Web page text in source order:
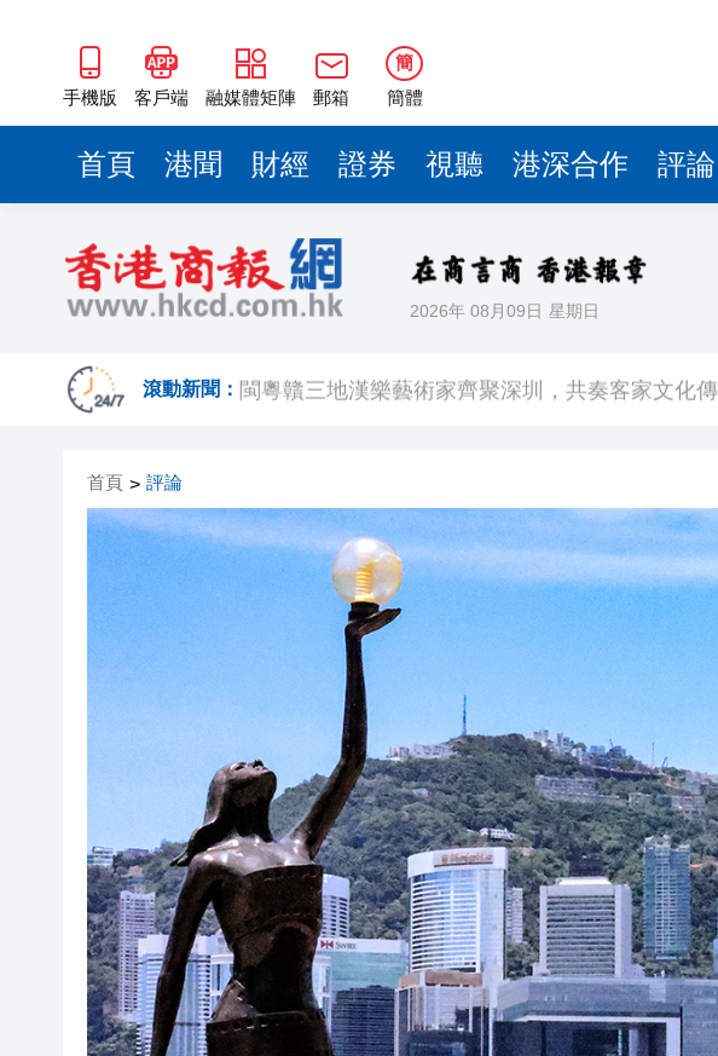
手機版 客戶端 融媒體矩陣 郵箱
簡
簡體
首頁 港聞 財經 證券 視聽 港深合作 評論
2026年 08月09日 星期日
滾動新聞：
有片丨外交部回應特朗普委內瑞拉石油言論 拉美
50餘位頂尖專家共話時代命題
海南澄邁文儒煥新升級 五組數據見證文儒沉香從
2025年海南儋州以舊換新帶動消費約18億元
山東26戶省屬國企去年合計營收2.58萬億 利潤總額
閩粵贛三地漢樂藝術家齊聚深圳，共奏客家文化
海南澄邁文儒煥新升級 五組數據見證文儒沉香從
梁振英率港區全國政協委員考察團來瓊考察
2025年海南儋州以舊換新帶動消費約18億元
山東26戶省屬國企去年合計營收2.58萬億 利潤總
瀋陽鐵西校園閱讀活動解鎖閱讀新玩法
閩粵贛三地漢樂藝術家齊聚深圳，共奏客家文化
有片丨外交部回應特朗普委內瑞拉石油言論 拉美
首頁 > 評論